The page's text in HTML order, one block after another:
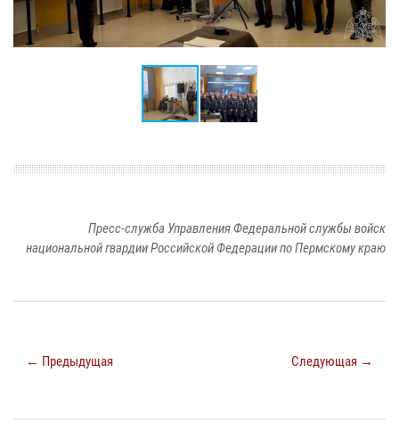
Пресс-служба Управления Федеральной службы войск
национальной гвардии Российской Федерации по Пермскому краю
← Предыдущая Следующая →